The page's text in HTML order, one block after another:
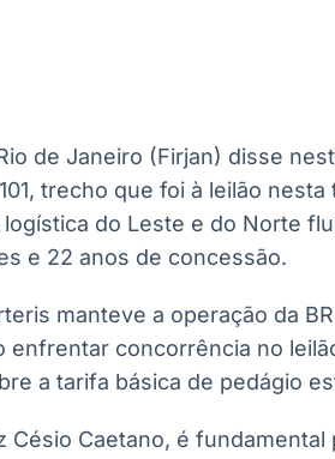
BroadFast
Em breve
Gestão de
Investimentos
Em breve
de Janeiro (Firjan) disse
trecho que foi à leilão
do Leste e do Norte
e 22 anos de concessão.
manteve a operação da
enfrentar concorrência no
a tarifa básica de pedágio
Césio Caetano, é